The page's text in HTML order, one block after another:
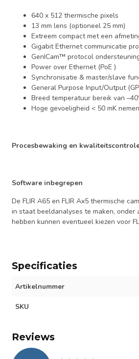
640 x 512 thermische pixels
13 mm lens (optioneel 25 mm)
Extreem compact met een
Gigabit Ethernet communicatie
GenICam™ protocol
Power over Ethernet (PoE )
Synchronisatie & master/slave
General Purpose Input/Output
Breed temperatuur bereik van
Hoge gevoeligheid < 50 mK
Procesbewaking en
Software inbegrepen
De FLIR A65 en FLIR Ax5 thermische
in staat beeldanalyses te maken,
hebben kunnen eventueel kiezen voor
Specificaties
Artikelnummer
SKU
Reviews